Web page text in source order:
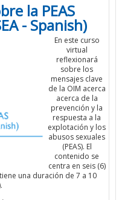
la PEAS
- Spanish)
En este curso
virtual
reflexionará
sobre los
mensajes clave
de la OIM acerca
acerca de la
prevención y la
respuesta a la
explotación y los
abusos sexuales
(PEAS). El
contenido se
centra en seis (6)
una duración de 7 a 10